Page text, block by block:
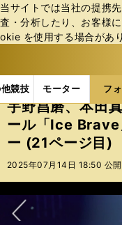
当サイトでは当社の提携
査・分析したり、お客様
okie を使⽤する場合があ
競技 モーター フ
b
ス
ポ
ル
テ
ー
バ
フォトギャラリー
宇野昌磨、本田
ール「Ice Brave
ー (21ページ目)
2025年07月14日 18:50 公開